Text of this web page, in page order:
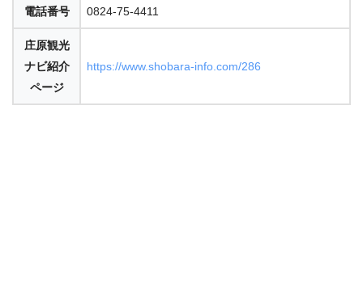
電話番号 0824-75-4411
庄原観光
ナビ紹介
ページ
https://www.shobara-info.com/286